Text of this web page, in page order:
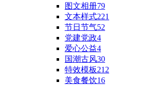
图文相册79
文本样式221
节日节气52
党建党政4
爱心公益4
国潮古风30
特效模板212
美食餐饮16